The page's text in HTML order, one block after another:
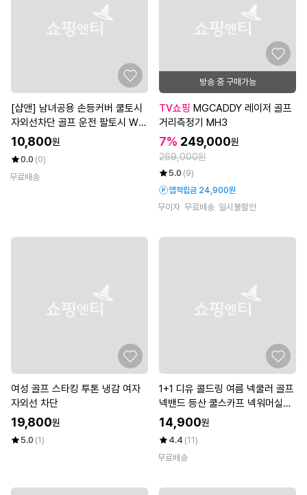
[샵앤] 남녀공용 손등커버 쿨토시
자외선차단 골프 운전 팔토시 WO
N-WGL-WEC7027
10,800원
0.0 (0)
무료배송
방송 중 구매가능
TV쇼핑
거리측정기 MH3
7% 249,000원
269,000원
5.0 (9)
앱적립금 24,900원
무이자 무료배송 일시불할인
여성 골프 스타킹 투톤 냉감 여자
자외선 차단
19,800원
5.0 (1)
1+1 디유 콜드링 여름 넥쿨러 골프
넥밴드 등산 쿨스카프 넥워머실온
냉각 가능 PCM 고함량 신소재
14,900원
4.4 (11)
무료배송